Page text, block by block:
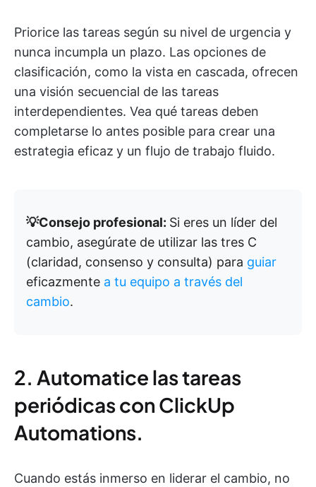
Priorice las tareas según su nivel de urgencia y
nunca incumpla un plazo. Las opciones de
clasificación, como la vista en cascada, ofrecen
una visión secuencial de las tareas
interdependientes. Vea qué tareas deben
completarse lo antes posible para crear una
estrategia eficaz y un flujo de trabajo fluido.
💡Consejo profesional: Si eres un líder del
cambio, asegúrate de utilizar las tres C
(claridad, consenso y consulta) para guiar
eficazmente a tu equipo a través del
cambio.
2. Automatice las tareas
periódicas con ClickUp
Automations.
Cuando estás inmerso en liderar el cambio, no